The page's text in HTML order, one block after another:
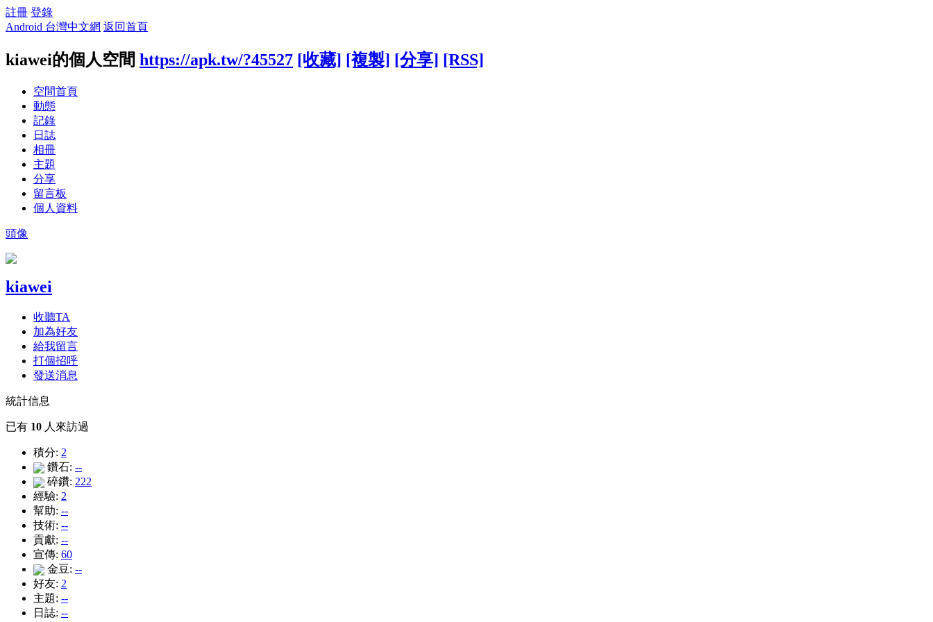
註冊 登錄
Android 台灣中文網 返回首頁
kiawei的個人空間 https://apk.tw/?45527 [收藏] [複製] [分享] [RSS]
空間首頁
動態
記錄
日誌
相冊
主題
分享
留言板
個人資料
頭像
kiawei
收聽TA
加為好友
給我留言
打個招呼
發送消息
統計信息
已有 10 人來訪過
積分: 2
鑽石: --
碎鑽: 222
經驗: 2
幫助: --
技術: --
貢獻: --
宣傳: 60
金豆: --
好友: 2
主題: --
日誌: --